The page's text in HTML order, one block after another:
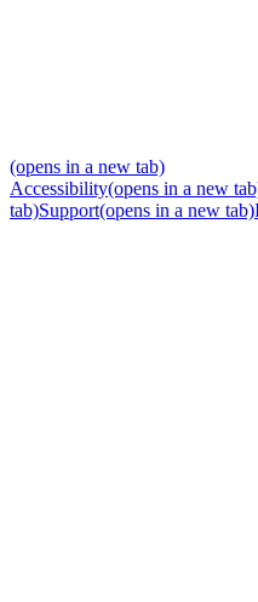
(opens in a new tab)
Accessibility(opens in a new
tab)Support(opens in a new tab)